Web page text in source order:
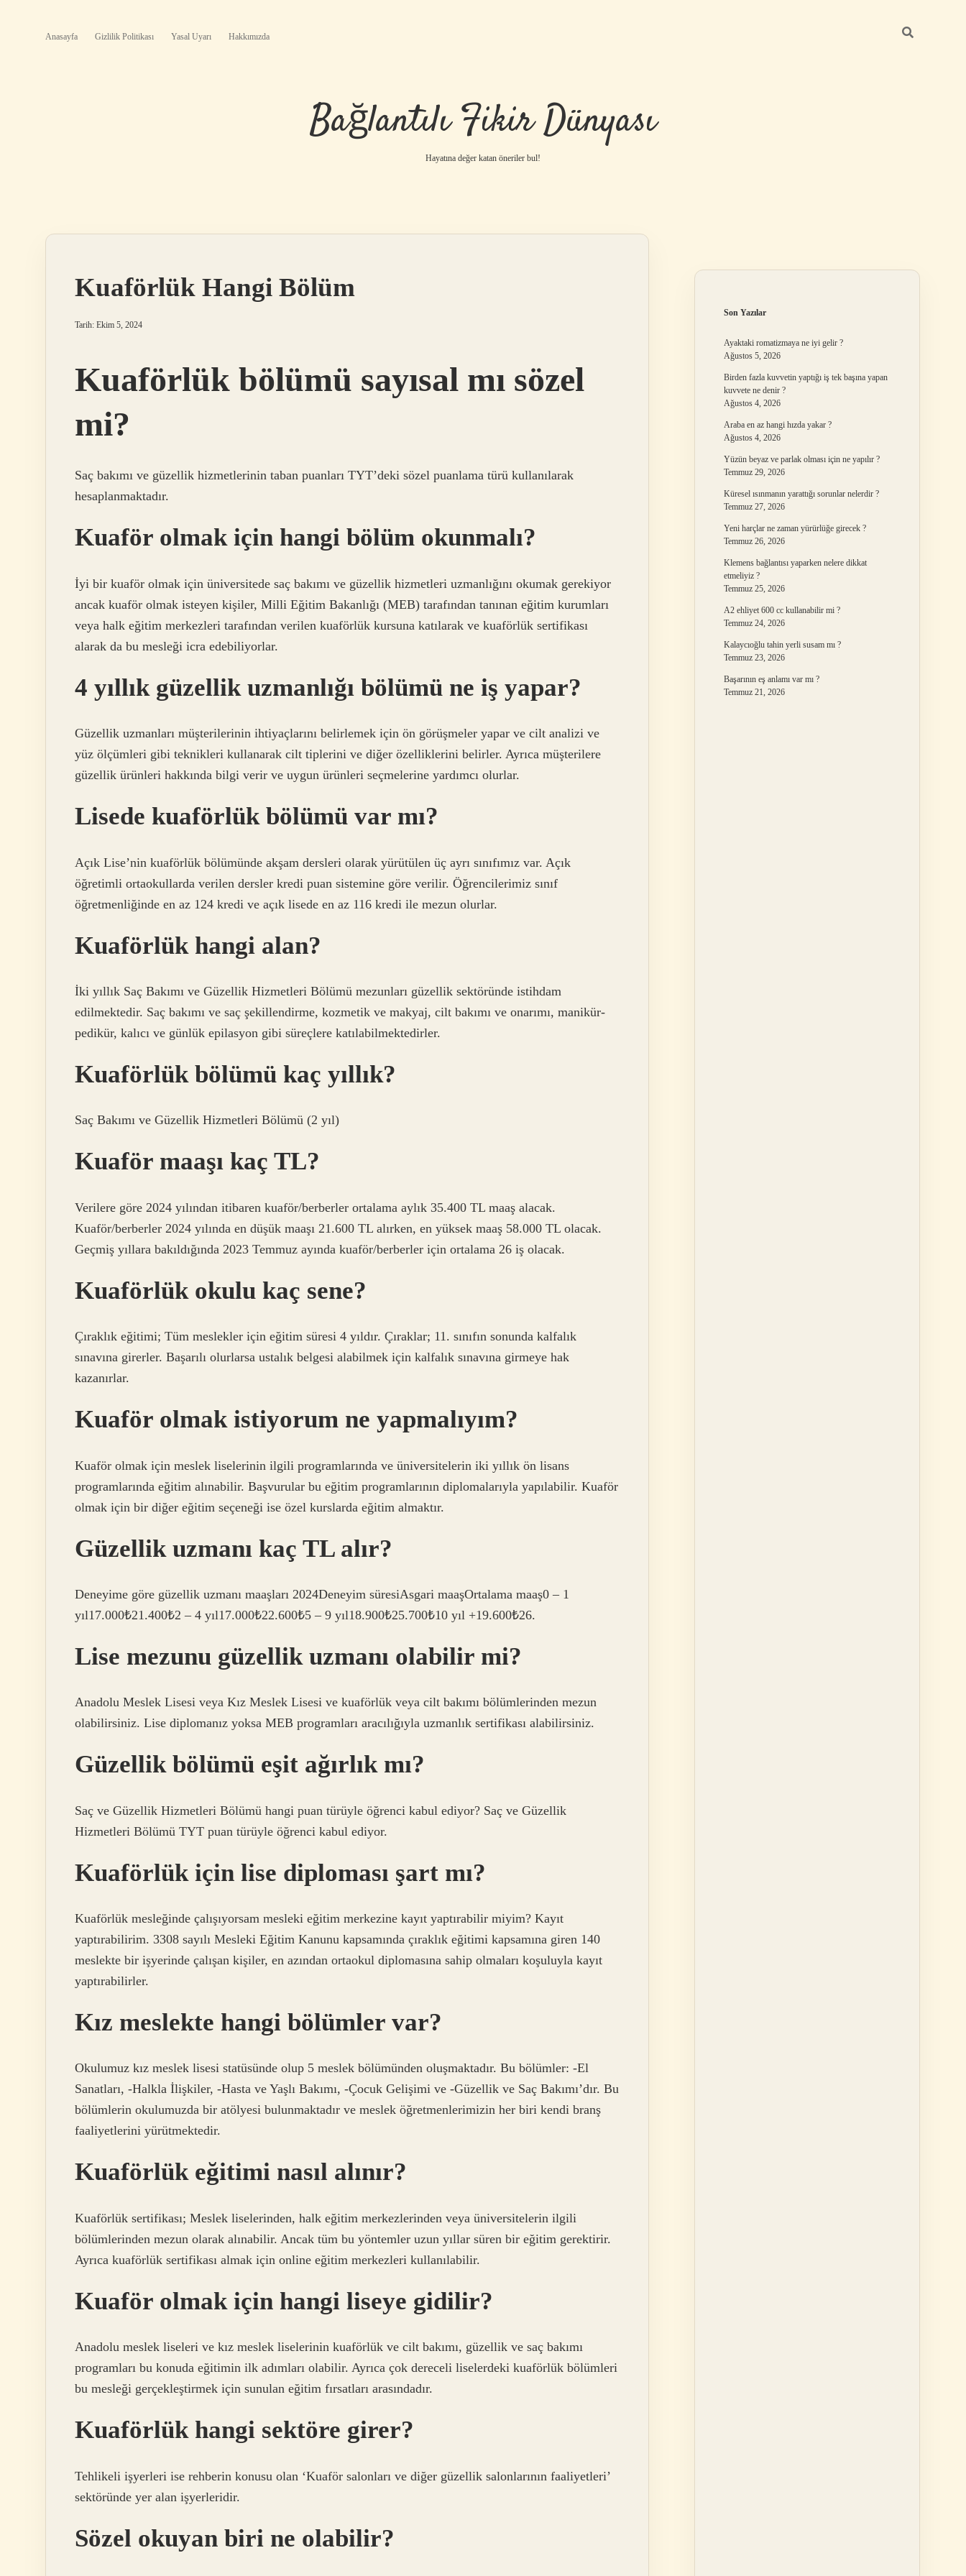
Anasayfa Gizlilik Politikası Yasal Uyarı Hakkımızda
Bağlantılı Fikir Dünyası
Hayatına değer katan öneriler bul!
Kuaförlük Hangi Bölüm
Tarih: Ekim 5, 2024
Kuaförlük bölümü sayısal mı sözel
mi?
Saç bakımı ve güzellik hizmetlerinin taban puanları TYT’deki sözel puanlama türü kullanılarak
hesaplanmaktadır.
Kuaför olmak için hangi bölüm okunmalı?
İyi bir kuaför olmak için üniversitede saç bakımı ve güzellik hizmetleri uzmanlığını okumak gerekiyor
ancak kuaför olmak isteyen kişiler, Milli Eğitim Bakanlığı (MEB) tarafından tanınan eğitim kurumları
veya halk eğitim merkezleri tarafından verilen kuaförlük kursuna katılarak ve kuaförlük sertifikası
alarak da bu mesleği icra edebiliyorlar.
4 yıllık güzellik uzmanlığı bölümü ne iş yapar?
Güzellik uzmanları müşterilerinin ihtiyaçlarını belirlemek için ön görüşmeler yapar ve cilt analizi ve
yüz ölçümleri gibi teknikleri kullanarak cilt tiplerini ve diğer özelliklerini belirler. Ayrıca müşterilere
güzellik ürünleri hakkında bilgi verir ve uygun ürünleri seçmelerine yardımcı olurlar.
Lisede kuaförlük bölümü var mı?
Açık Lise’nin kuaförlük bölümünde akşam dersleri olarak yürütülen üç ayrı sınıfımız var. Açık
öğretimli ortaokullarda verilen dersler kredi puan sistemine göre verilir. Öğrencilerimiz sınıf
öğretmenliğinde en az 124 kredi ve açık lisede en az 116 kredi ile mezun olurlar.
Kuaförlük hangi alan?
İki yıllık Saç Bakımı ve Güzellik Hizmetleri Bölümü mezunları güzellik sektöründe istihdam
edilmektedir. Saç bakımı ve saç şekillendirme, kozmetik ve makyaj, cilt bakımı ve onarımı, manikür-
pedikür, kalıcı ve günlük epilasyon gibi süreçlere katılabilmektedirler.
Kuaförlük bölümü kaç yıllık?
Saç Bakımı ve Güzellik Hizmetleri Bölümü (2 yıl)
Kuaför maaşı kaç TL?
Verilere göre 2024 yılından itibaren kuaför/berberler ortalama aylık 35.400 TL maaş alacak.
Kuaför/berberler 2024 yılında en düşük maaşı 21.600 TL alırken, en yüksek maaş 58.000 TL olacak.
Geçmiş yıllara bakıldığında 2023 Temmuz ayında kuaför/berberler için ortalama 26 iş olacak.
Kuaförlük okulu kaç sene?
Çıraklık eğitimi; Tüm meslekler için eğitim süresi 4 yıldır. Çıraklar; 11. sınıfın sonunda kalfalık
sınavına girerler. Başarılı olurlarsa ustalık belgesi alabilmek için kalfalık sınavına girmeye hak
kazanırlar.
Kuaför olmak istiyorum ne yapmalıyım?
Kuaför olmak için meslek liselerinin ilgili programlarında ve üniversitelerin iki yıllık ön lisans
programlarında eğitim alınabilir. Başvurular bu eğitim programlarının diplomalarıyla yapılabilir. Kuaför
olmak için bir diğer eğitim seçeneği ise özel kurslarda eğitim almaktır.
Güzellik uzmanı kaç TL alır?
Deneyime göre güzellik uzmanı maaşları 2024Deneyim süresiAsgari maaşOrtalama maaş0 – 1
yıl17.000₺21.400₺2 – 4 yıl17.000₺22.600₺5 – 9 yıl18.900₺25.700₺10 yıl +19.600₺26.
Lise mezunu güzellik uzmanı olabilir mi?
Anadolu Meslek Lisesi veya Kız Meslek Lisesi ve kuaförlük veya cilt bakımı bölümlerinden mezun
olabilirsiniz. Lise diplomanız yoksa MEB programları aracılığıyla uzmanlık sertifikası alabilirsiniz.
Güzellik bölümü eşit ağırlık mı?
Saç ve Güzellik Hizmetleri Bölümü hangi puan türüyle öğrenci kabul ediyor? Saç ve Güzellik
Hizmetleri Bölümü TYT puan türüyle öğrenci kabul ediyor.
Kuaförlük için lise diploması şart mı?
Kuaförlük mesleğinde çalışıyorsam mesleki eğitim merkezine kayıt yaptırabilir miyim? Kayıt
yaptırabilirim. 3308 sayılı Mesleki Eğitim Kanunu kapsamında çıraklık eğitimi kapsamına giren 140
meslekte bir işyerinde çalışan kişiler, en azından ortaokul diplomasına sahip olmaları koşuluyla kayıt
yaptırabilirler.
Kız meslekte hangi bölümler var?
Okulumuz kız meslek lisesi statüsünde olup 5 meslek bölümünden oluşmaktadır. Bu bölümler: -El
Sanatları, -Halkla İlişkiler, -Hasta ve Yaşlı Bakımı, -Çocuk Gelişimi ve -Güzellik ve Saç Bakımı’dır. Bu
bölümlerin okulumuzda bir atölyesi bulunmaktadır ve meslek öğretmenlerimizin her biri kendi branş
faaliyetlerini yürütmektedir.
Kuaförlük eğitimi nasıl alınır?
Kuaförlük sertifikası; Meslek liselerinden, halk eğitim merkezlerinden veya üniversitelerin ilgili
bölümlerinden mezun olarak alınabilir. Ancak tüm bu yöntemler uzun yıllar süren bir eğitim gerektirir.
Ayrıca kuaförlük sertifikası almak için online eğitim merkezleri kullanılabilir.
Kuaför olmak için hangi liseye gidilir?
Anadolu meslek liseleri ve kız meslek liselerinin kuaförlük ve cilt bakımı, güzellik ve saç bakımı
programları bu konuda eğitimin ilk adımları olabilir. Ayrıca çok dereceli liselerdeki kuaförlük bölümleri
bu mesleği gerçekleştirmek için sunulan eğitim fırsatları arasındadır.
Kuaförlük hangi sektöre girer?
Tehlikeli işyerleri ise rehberin konusu olan ‘Kuaför salonları ve diğer güzellik salonlarının faaliyetleri’
sektöründe yer alan işyerleridir.
Sözel okuyan biri ne olabilir?
Son Yazılar
Ayaktaki romatizmaya ne iyi gelir ?
Ağustos 5, 2026
Birden fazla kuvvetin yaptığı iş tek başına yapan
kuvvete ne denir ?
Ağustos 4, 2026
Araba en az hangi hızda yakar ?
Ağustos 4, 2026
Yüzün beyaz ve parlak olması için ne yapılır ?
Temmuz 29, 2026
Küresel ısınmanın yarattığı sorunlar nelerdir ?
Temmuz 27, 2026
Yeni harçlar ne zaman yürürlüğe girecek ?
Temmuz 26, 2026
Klemens bağlantısı yaparken nelere dikkat
etmeliyiz ?
Temmuz 25, 2026
A2 ehliyet 600 cc kullanabilir mi ?
Temmuz 24, 2026
Kalaycıoğlu tahin yerli susam mı ?
Temmuz 23, 2026
Başarının eş anlamı var mı ?
Temmuz 21, 2026